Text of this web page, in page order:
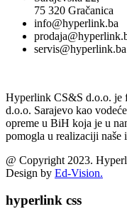
75 320 Gračanica
info@hyperlink.ba
servis@hyperlink.ba
Hyperlink CS&S d.o.o. je
d.o.o. Sarajevo kao
opreme u BiH koja je u
pomogla u realizaciji naše
@ Copyright 2023.
Design by Ed-Vision.
hyperlink css